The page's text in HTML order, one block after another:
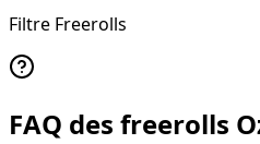
Filtre Freerolls
FAQ des freerolls